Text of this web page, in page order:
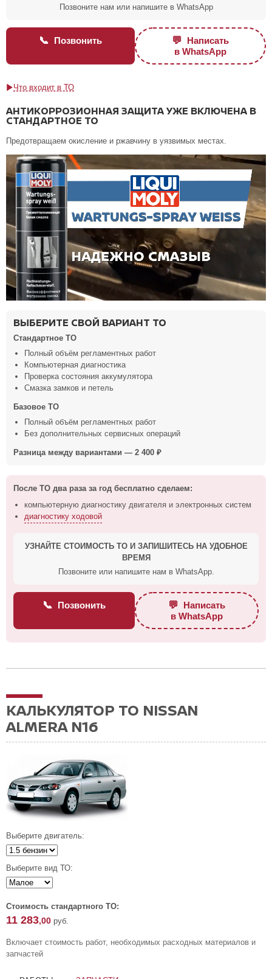
Позвоните нам или напишите в WhatsApp
📞 Позвонить 💬 Написать
в WhatsApp
Что входит в ТО
АНТИКОРРОЗИОННАЯ ЗАЩИТА УЖЕ ВКЛЮЧЕНА В
СТАНДАРТНОЕ ТО
Предотвращаем окисление и ржавчину в уязвимых местах.
ВЫБЕРИТЕ СВОЙ ВАРИАНТ ТО
Стандартное ТО
Полный объём регламентных работ
Компьютерная диагностика
Проверка состояния аккумулятора
Смазка замков и петель
Базовое ТО
Полный объём регламентных работ
Без дополнительных сервисных операций
Разница между вариантами — 2 400 ₽
После ТО два раза за год бесплатно сделаем:
компьютерную диагностику двигателя и электронных систем
диагностику ходовой
УЗНАЙТЕ СТОИМОСТЬ ТО И ЗАПИШИТЕСЬ НА УДОБНОЕ
ВРЕМЯ
Позвоните или напишите нам в WhatsApp.
📞 Позвонить 💬 Написать
в WhatsApp
КАЛЬКУЛЯТОР ТО NISSAN
ALMERA N16
Выберите двигатель:
Выберите вид ТО:
Стоимость стандартного ТО:
11 283,00 руб.
Включает стоимость работ, необходимых расходных материалов и
запчастей